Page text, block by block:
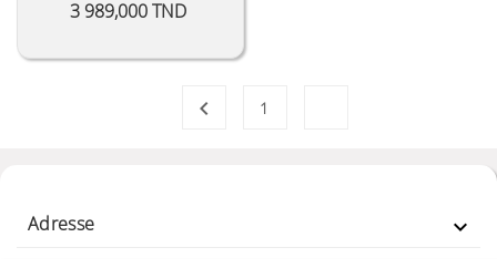
3 989,000 TND
 1
Adresse 